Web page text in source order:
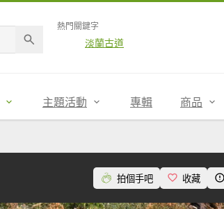
熱門關鍵字
淡蘭古道
主題活動 專輯 商品
拍個手吧 收藏